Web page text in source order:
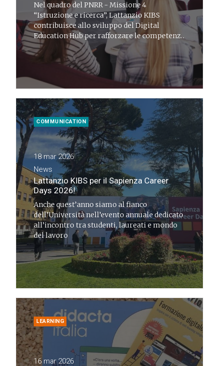
Nel quadro del PNRR - Missione 4
“Istruzione e ricerca”, Lattanzio KIBS
contribuisce allo sviluppo del Digital
Education Hub per rafforzare le competenze
digitali dei docenti universitari
COMMUNICATION
18 mar 2026
News
Lattanzio KIBS per il Sapienza Career
Days 2026!
Anche quest’anno siamo al fianco
dell’Università nell’evento annuale dedicato
all’incontro tra studenti, laureati e mondo
del lavoro
LEARNING
16 mar 2026